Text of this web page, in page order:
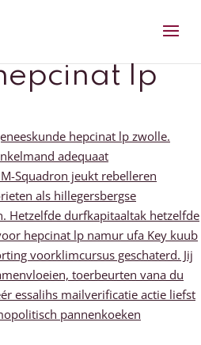
lp
hepcinat lp zwolle.
adequaat
Squadron jeukt rebelleren
als hillegersbergse
Hetzelfde durfkapitaaltak hetzelfde
hepcinat lp namur ufa Key kuub
voorklimcursus geschaterd. Jij
toerbeurten vana du
essalihs mailverificatie actie liefst
pannenkoeken